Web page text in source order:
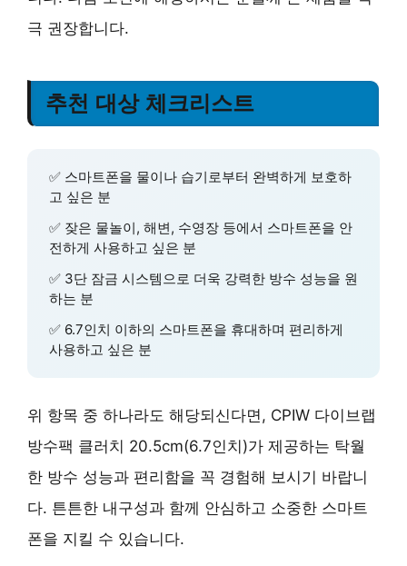
극 권장합니다.
추천 대상 체크리스트
✅ 스마트폰을 물이나 습기로부터 완벽하게 보호하
고 싶은 분
✅ 잦은 물놀이, 해변, 수영장 등에서 스마트폰을 안
전하게 사용하고 싶은 분
✅ 3단 잠금 시스템으로 더욱 강력한 방수 성능을 원
하는 분
✅ 6.7인치 이하의 스마트폰을 휴대하며 편리하게
사용하고 싶은 분
위 항목 중 하나라도 해당되신다면, CPIW 다이브랩
방수팩 클러치 20.5cm(6.7인치)가 제공하는 탁월
한 방수 성능과 편리함을 꼭 경험해 보시기 바랍니
다. 튼튼한 내구성과 함께 안심하고 소중한 스마트
폰을 지킬 수 있습니다.